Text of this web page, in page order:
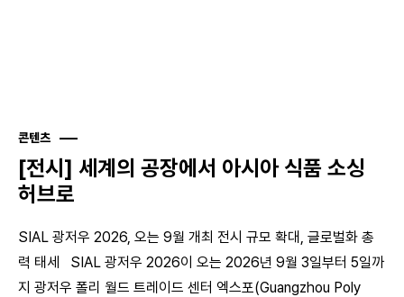
콘텐츠
[전시] 세계의 공장에서 아시아 식품 소싱
허브로
SIAL 광저우 2026, 오는 9월 개최 전시 규모 확대, 글로벌화 총
력 태세 SIAL 광저우 2026이 오는 2026년 9월 3일부터 5일까
지 광저우 폴리 월드 트레이드 센터 엑스포(Guangzhou Poly